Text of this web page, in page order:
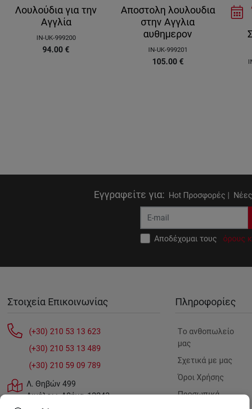
Λουλούδια για την
Αγγλία
IN-UK-999200
94.00 €
Αποστολη λουλουδια
στην Αγγλια
αυθημερον
IN-UK-999201
105.00 €
Εγγραφείτε για: Hot Προσφορές |
Αποδέχομαι τους όρους
Στοιχεία Επικοινωνίας
(+30) 210 53 13 623
(+30) 210 53 13 489
(+30) 210 59 09 789
Λ. Θηβών 499
Αιγάλεω, Αθήνα, 12243
Πληροφορίες
Tο ανθοπωλείο
μας
Σχετικά με μας
Όροι Χρήσης
Προσωπικά